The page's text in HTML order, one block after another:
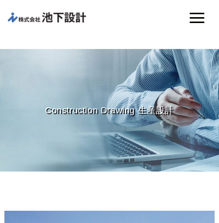
Construction Drawing 生産設計